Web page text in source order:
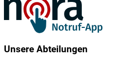
Unsere Abteilungen